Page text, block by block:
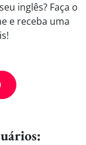
inglês? Faça o
e receba uma